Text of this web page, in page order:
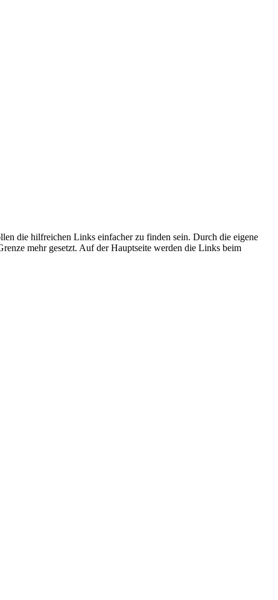
die hilfreichen Links einfacher zu finden sein. Durch die eigene
mehr gesetzt. Auf der Hauptseite werden die Links beim